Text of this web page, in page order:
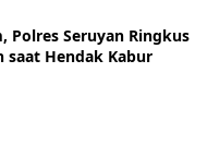
Polres Seruyan Ringkus
saat Hendak Kabur